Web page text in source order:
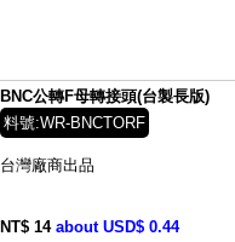
BNC公轉F母轉接頭(台製長版)
料號:WR-BNCTORF
台灣廠商出品
NT$ 14 about USD$ 0.44